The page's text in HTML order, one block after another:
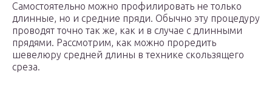
Самостоятельно можно профилировать не только
длинные, но и средние пряди. Обычно эту процедуру
проводят точно так же, как и в случае с длинными
прядями. Рассмотрим, как можно проредить
шевелюру средней длины в технике скользящего
среза.